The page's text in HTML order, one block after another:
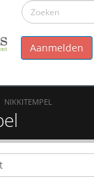
Aanmelden
NIKKITEMPEL